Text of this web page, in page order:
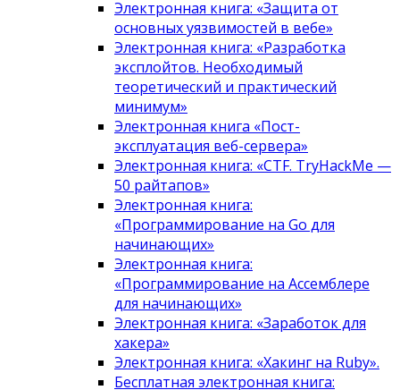
Электронная книга: «Защита от
основных уязвимостей в вебе»
Электронная книга: «Разработка
эксплойтов. Необходимый
теоретический и практический
минимум»
Электронная книга «Пост-
эксплуатация веб-сервера»
Электронная книга: «CTF. TryHackMe —
50 райтапов»
Электронная книга:
«Программирование на Go для
начинающих»
Электронная книга:
«Программирование на Ассемблере
для начинающих»
Электронная книга: «Заработок для
хакера»
Электронная книга: «Хакинг на Ruby».
Бесплатная электронная книга: